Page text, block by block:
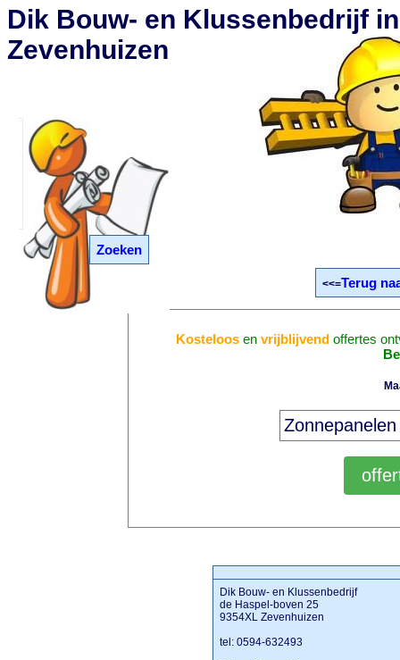
Zoeken
Dik Bouw- en Klussenbedrijf in
Zevenhuizen
<<=Terug
Kosteloos envrijblijvend offertes
Dik Bouw- en Klussenbedrijf
de Haspel-boven 25
9354XL Zevenhuizen
tel: 0594-632493